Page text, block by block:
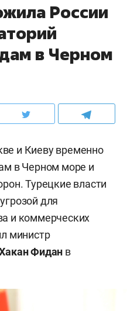
России
в Черном
и Киеву временно
в Черном море и
Турецкие власти
для
и коммерческих
министр
Фидан в